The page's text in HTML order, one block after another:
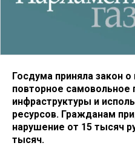
Госдума приняла закон
повторное самовольное
инфраструктуры и
ресурсов. Гражданам
нарушение от 15 тысяч
тысяч.